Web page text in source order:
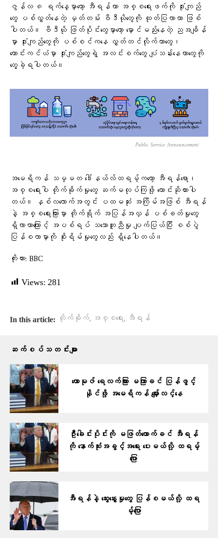
ဇွန်လ ၈ ရက်နေ့မှာတော့ အီရန်ဟာ အစ္စရေးဖက်ကို ဒုံးကျည်
တွေ ပစ်လွှတ်နေတဲ့ မှတ်တမ်း ဗီဒီယိုတွေကို ထုတ်ပြလာတာ ဖြစ်
ပါတယ်။ ဗီဒီယို ဖြတ်ပိုင်းတွေမှာတော့ မှောင်မည်းနေတဲ့ ညအချိန်
မှာ ဒုံးကျည်တွေကို ပစ်စင်ကနေ လွှတ်တင်လိုက်တာတွေ၊
ကောင်းကင်ယံမှာ ဒုံးကျည်တွေရဲ့ အလင်းစက်တွေ ပျံသန်းနေတာတွေကို
တွေ့ခဲ့ရပါတယ်။
Public Service Announcement
အမေရိကန် သမ္မတ ဒေါ်နယ်လ်ထရမ့်ကတော့ အီရန်ရော၊
အစ္စရေးပါ တိုက်ခိုက်မှုတွေ ဆက်မလုပ်ကြဖို့ တောင်းဆိုထားပါ
တယ်။ နှစ်လလောက်အတွင်း ပထမဆုံး အကြိမ်အဖြစ် အီရန်
နဲ့ အစ္စရေးကြားမှာ တိုက်ရိုက် အပြန်အလှန် ပစ်ခတ်မှုတွေ
ရှိလာတာကြောင့် အပစ်ရပ် သဘောတူညီမှု ပျက်ပြယ်ပြီး စစ်ပွဲ
ပြန်စလာမှာကို စိုးရိမ်မှုတွေလည်း ရှိနေပါတယ်။
ကိုးကား: BBC
Views: 281
In this article: တိုက်ခိုက်, အစ္စရေး, အီရန်
ဆက်စပ်သတင်းများ
ဟောမုဇ် ရေလက်ကြား မကြာခင် ပြန်ဖွင့်
နိုင်ဖို့ အမေရိကန် မျှော်လင့်နေ
ဦးခေါင်းပိုင်းကို မဖြတ်တောက်ခင် အီရန်
ကို နောက်ဆုံးအခွင့်အရေး ပေးမယ်လို့ ထရမ့်
ပြော
အီရန်နဲ့ ဆွေးနွေးမှုတွေ ပြန်စမယ်လို့ ထရ
မ့်ပြော